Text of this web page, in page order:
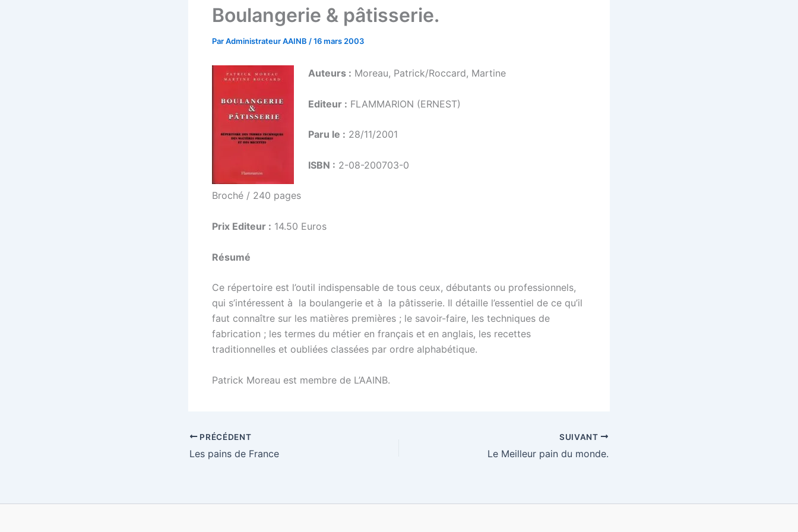
Boulangerie & pâtisserie.
ParAdministrateur AAINB /16 mars 2003
Auteurs : Moreau, Patrick/Roccard, Martine
Editeur : FLAMMARION (ERNEST)
Paru le : 28/11/2001
ISBN : 2-08-200703-0
Broché / 240 pages
Prix Editeur : 14.50 Euros
Résumé
Ce répertoire est l’outil indispensable de tous ceux, débutants ou professionnels,
qui s’intéressent à la boulangerie et à la pâtisserie. Il détaille l’essentiel de ce qu’il
faut connaître sur les matières premières ; le savoir-faire, les techniques de
fabrication ; les termes du métier en français et en anglais, les recettes
traditionnelles et oubliées classées par ordre alphabétique.
Patrick Moreau est membre de L’AAINB.
PRÉCÉDENT
Les pains de France
SUIVANT
Le Meilleur pain du monde.